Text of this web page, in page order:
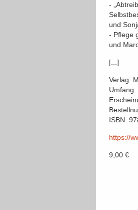
-
und
- Pflege
und
[...]
Verlag:
Umfang:
ISBN:
https://
9,00 €